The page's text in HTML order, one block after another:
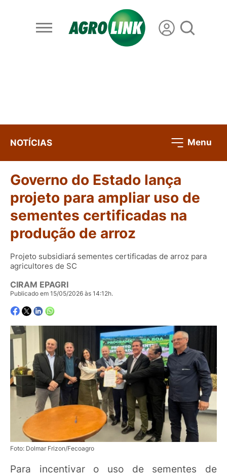
NOTÍCIAS Menu
Governo do Estado lança
projeto para ampliar uso de
sementes certificadas na
produção de arroz
Projeto subsidiará sementes certificadas de arroz para
agricultores de SC
CIRAM EPAGRI
Publicado em 15/05/2026 às 14:12h.
Foto: Dolmar Frizon/Fecoagro
Para incentivar o uso de sementes de